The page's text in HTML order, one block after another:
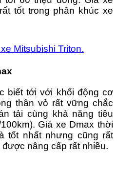
tốt trong phân khúc xe
xe Mitsubishi Triton.
biết tới với khối động cơ
thân vỏ rất vững chắc
tải cùng khả năng tiêu
Giá xe Dmax thời
tốt nhất nhưng cũng rất
nâng cấp rất nhiều.